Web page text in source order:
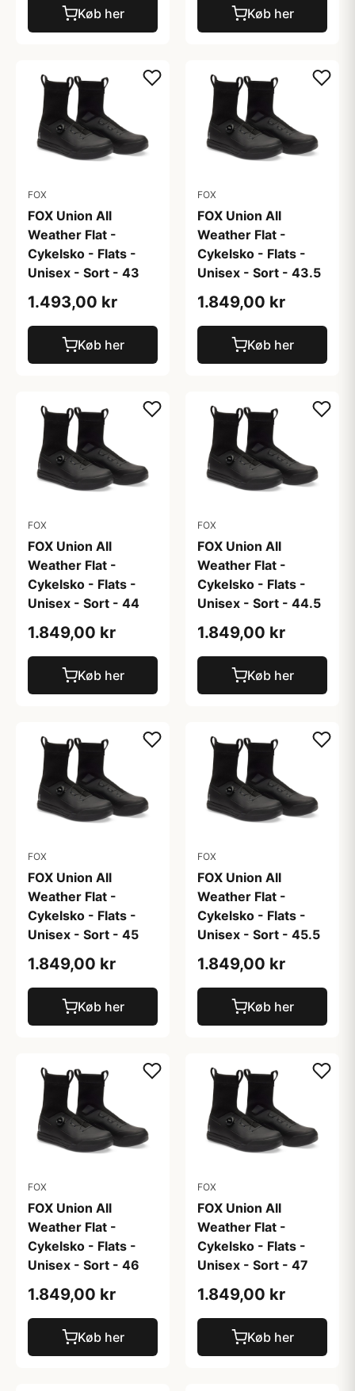
Køb her Køb her
FOX
FOX Union All
Weather Flat -
Cykelsko - Flats -
Unisex - Sort - 43
1.493,00 kr
Køb her
FOX
FOX Union All
Weather Flat -
Cykelsko - Flats -
Unisex - Sort - 43.5
1.849,00 kr
Køb her
FOX
FOX Union All
Weather Flat -
Cykelsko - Flats -
Unisex - Sort - 44
1.849,00 kr
Køb her
FOX
FOX Union All
Weather Flat -
Cykelsko - Flats -
Unisex - Sort - 44.5
1.849,00 kr
Køb her
FOX
FOX Union All
Weather Flat -
Cykelsko - Flats -
Unisex - Sort - 45
1.849,00 kr
Køb her
FOX
FOX Union All
Weather Flat -
Cykelsko - Flats -
Unisex - Sort - 45.5
1.849,00 kr
Køb her
FOX
FOX Union All
Weather Flat -
Cykelsko - Flats -
Unisex - Sort - 46
1.849,00 kr
Køb her
FOX
FOX Union All
Weather Flat -
Cykelsko - Flats -
Unisex - Sort - 47
1.849,00 kr
Køb her